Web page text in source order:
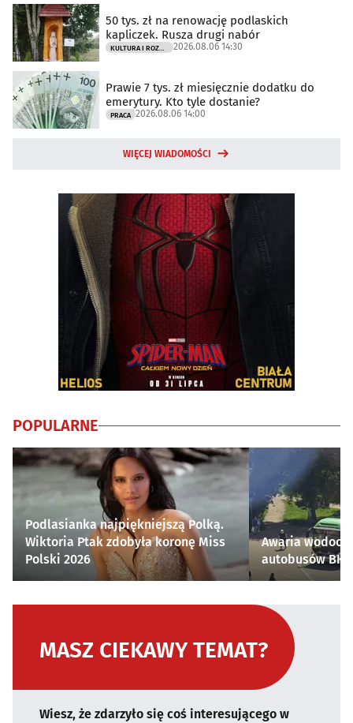
50 tys. zł na renowację podlaskich
kapliczek. Rusza drugi nabór
2026.08.06 14:30
Prawie 7 tys. zł miesięcznie dodatku do
emerytury. Kto tyle dostanie?
PRACA 2026.08.06 14:00
WIĘCEJ WIADOMOŚCI
POPULARNE
Podlasianka najpiękniejszą Polką.
Wiktoria Ptak zdobyła koronę Miss
Polski 2026
Awaria
autobusów
MASZ CIEKAWY TEMAT?
Wiesz, że zdarzyło się coś interesującego w